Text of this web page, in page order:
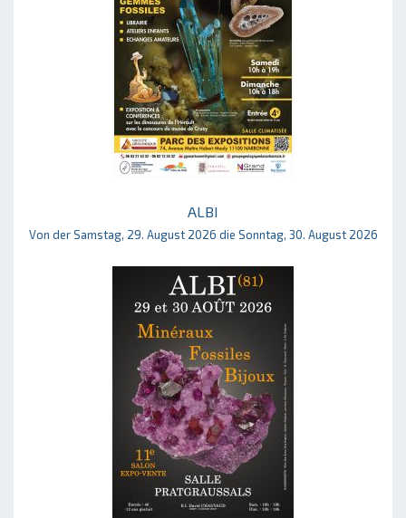
ALBI
Von der Samstag, 29. August 2026 die Sonntag, 30. August 2026